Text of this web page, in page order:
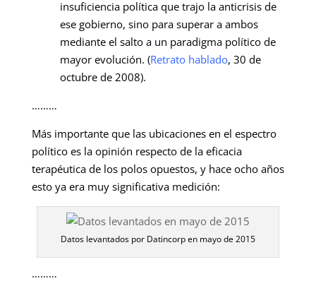
insuficiencia política que trajo la anticrisis de
ese gobierno, sino para superar a ambos
mediante el salto a un paradigma político de
mayor evolución. (Retrato hablado, 30 de
octubre de 2008).
………
Más importante que las ubicaciones en el espectro
político es la opinión respecto de la eficacia
terapéutica de los polos opuestos, y hace ocho años
esto ya era muy significativa medición:
Datos levantados por Datincorp en mayo de 2015
………